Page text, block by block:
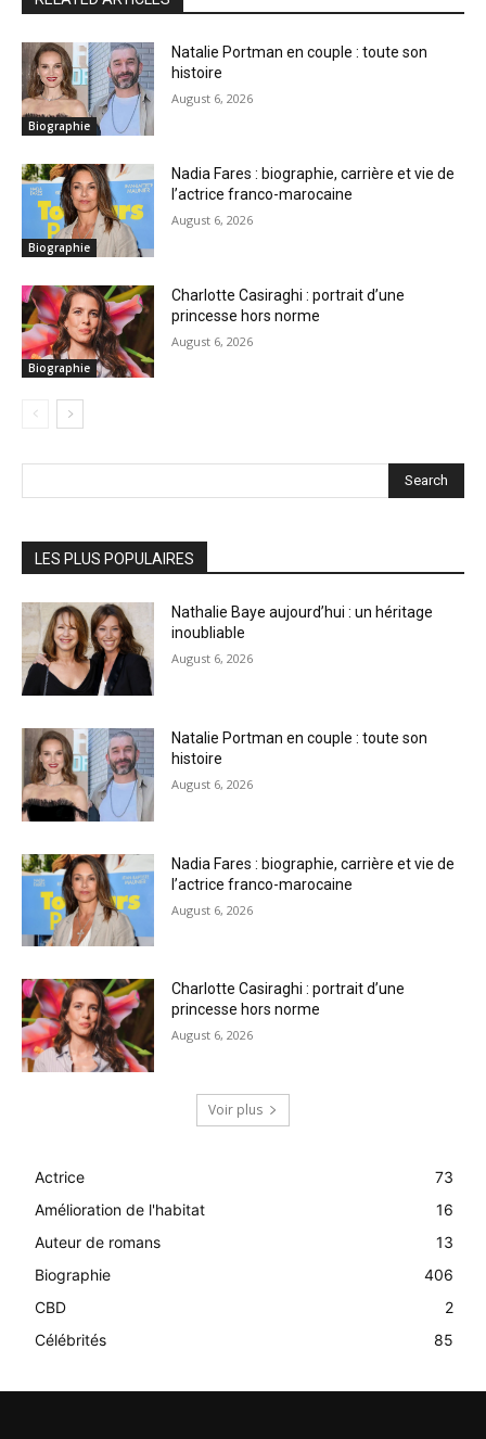
Biographie
Natalie Portman en couple : toute son
histoire
August 6, 2026
Biographie
Nadia Fares : biographie, carrière et vie de
l’actrice franco-marocaine
August 6, 2026
Biographie
Charlotte Casiraghi : portrait d’une
princesse hors norme
August 6, 2026
Search
LES PLUS POPULAIRES
Nathalie Baye aujourd’hui : un héritage
inoubliable
August 6, 2026
Natalie Portman en couple : toute son
histoire
August 6, 2026
Nadia Fares : biographie, carrière et vie de
l’actrice franco-marocaine
August 6, 2026
Charlotte Casiraghi : portrait d’une
princesse hors norme
August 6, 2026
Voir plus
Actrice
73
Amélioration de l'habitat
16
Auteur de romans
13
Biographie
406
CBD
2
Célébrités
85